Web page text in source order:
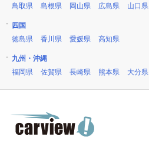
鳥取県
島根県 岡山県 広島県 山口県
四国
徳島県
香川県 愛媛県 高知県
九州・沖縄
福岡県
佐賀県 長崎県 熊本県 大分県